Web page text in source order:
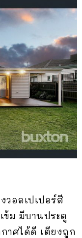
อลเปเปอร์สี
ข้ม มีบานประตู
าศได้ดี เตียงถูก